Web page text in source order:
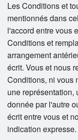
Les Conditions et
mentionnés dans
l'accord entre vous
Conditions et
arrangement
écrit. Vous et nous
Conditions, ni vous
une représentation,
donnée par l'autre
écrit entre vous et
indication